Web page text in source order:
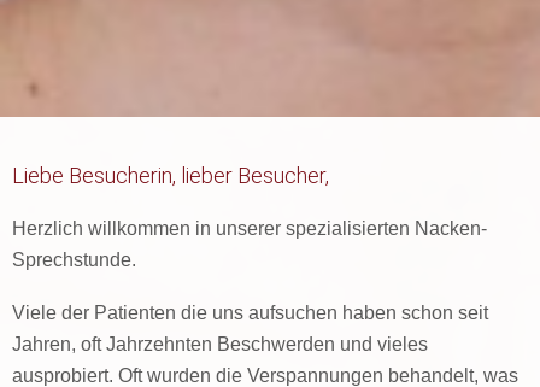
Liebe Besucherin, lieber Besucher,
Herzlich willkommen in unserer spezialisierten Nacken-
Sprechstunde.
Viele der Patienten die uns aufsuchen haben schon seit
Jahren, oft Jahrzehnten Beschwerden und vieles
ausprobiert. Oft wurden die Verspannungen behandelt, was